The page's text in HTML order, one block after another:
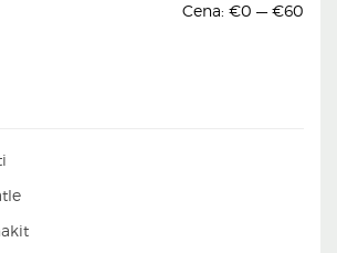
Cena: €0 — €60